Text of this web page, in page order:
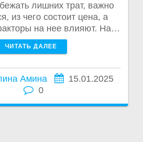
лишних трат, важно
из чего состоит цена, а
на нее влияют. На…
ЧИТАТЬ ДАЛЕЕ
Амина
15.01.2025
0